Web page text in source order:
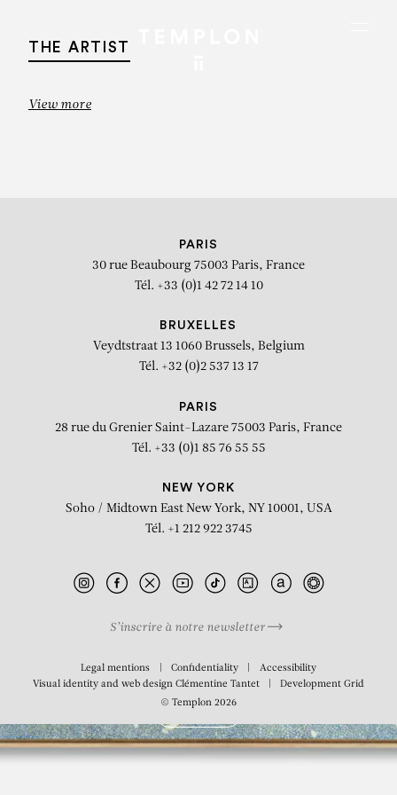
Recorda XIV
THE ARTIST
View more
PARIS
30 rue Beaubourg 75003 Paris, France
Tél. +33 (0)1 42 72 14 10
BRUXELLES
Veydtstraat 13 1060 Brussels, Belgium
Tél. +32 (0)2 537 13 17
PARIS
28 rue du Grenier Saint-Lazare 75003 Paris, France
Tél. +33 (0)1 85 76 55 55
NEW YORK
Soho / Midtown East New York, NY 10001, USA
Tél. +1 212 922 3745
S’inscrire à notre newsletter
Legal mentions Confidentiality
Accessibility
Visual identity and web design Clémentine Tantet DevelopmentGrid
© Templon 2026